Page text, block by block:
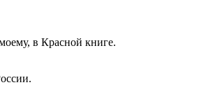
в Красной книге.